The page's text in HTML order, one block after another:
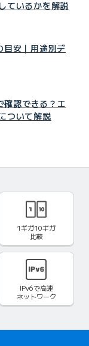
ているかを解説
目安｜用途別デ
認できる？エ
ついて解説
1ギガ10ギガ
比較
IPv6で高速
ネットワーク